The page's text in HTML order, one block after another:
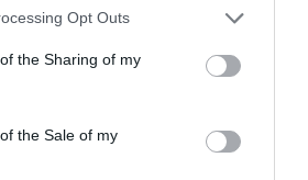
Opt Outs
the Sharing of my
the Sale of my